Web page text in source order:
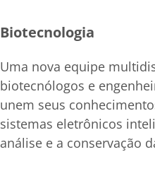
Biotecnologia
Uma nova equipe
biotecnólogos e
unem seus
sistemas eletrônicos
análise e a conservação